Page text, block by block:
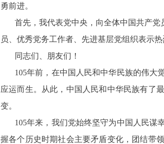
勇前进。
首先，我代表党中央，向全体中国共产
员、优秀党务工作者、先进基层党组织表示热
同志们、朋友们！
105年前，在中国人民和中华民族的伟大
应运而生。从此，中国人民和中华民族有了
变。
105年来，我们党始终坚守为中国人民谋
握各个历史时期社会主要矛盾变化，团结带